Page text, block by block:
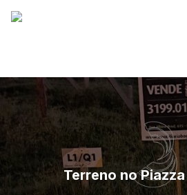
Terreno no